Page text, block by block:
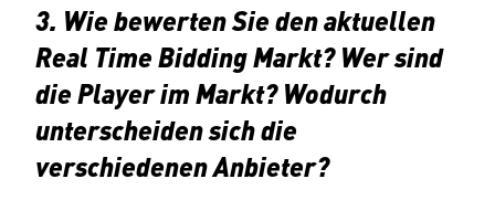
3. Wie bewerten Sie den aktuellen
Real Time Bidding Markt? Wer sind
die Player im Markt? Wodurch
unterscheiden sich die
verschiedenen Anbieter?